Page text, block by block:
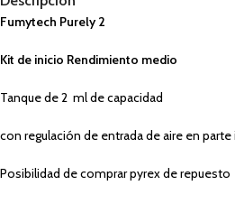
Fumytech Purely 2
Kit de inicio Rendimiento medio
Tanque de 2 ml de capacidad
con regulación de entrada de aire en
Posibilidad de comprar pyrex de repuesto